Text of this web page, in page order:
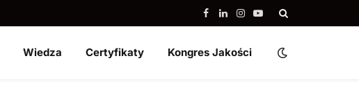
Facebook
LinkedIn
Instagram
YouTube
Wiedza Certyfikaty Kongres Jakości